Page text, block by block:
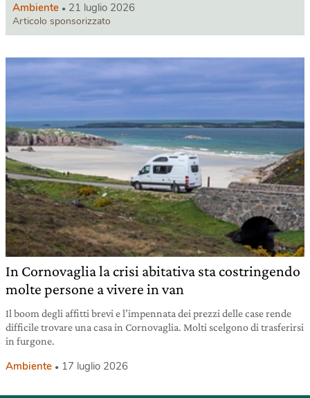
Ambiente 21 luglio 2026
Articolo sponsorizzato
In Cornovaglia la crisi abitativa sta costringendo
molte persone a vivere in van
Il boom degli affitti brevi e l’impennata dei prezzi delle case rende
difficile trovare una casa in Cornovaglia. Molti scelgono di trasferirsi
in furgone.
Ambiente 17 luglio 2026